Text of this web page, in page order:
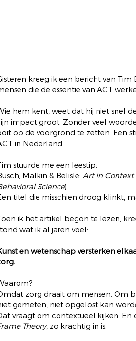
kreeg ik een bericht van Tim
die de essentie van ACT
hem kent, weet dat hij niet snel
impact groot. Zonder veel
op de voorgrond te zetten. Een
in Nederland.
stuurde me een leestip:
Malkin & Belisle: Art in Context
Science).
titel die misschien droog klinkt,
ik het artikel begon te lezen,
wat ik al jaren voel:
en wetenschap versterken
zorg draait om mensen. Om
gemeten, niet opgelost kan
vraagt om contextueel kijken. En
Theory, zo krachtig in is.